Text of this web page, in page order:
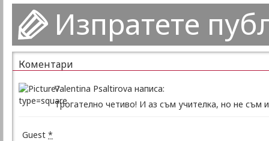
Изпратете
Коментари
Valentina Psaltirova написа:
Трогателно четиво! И аз съм учителка, но не съм
Guest *